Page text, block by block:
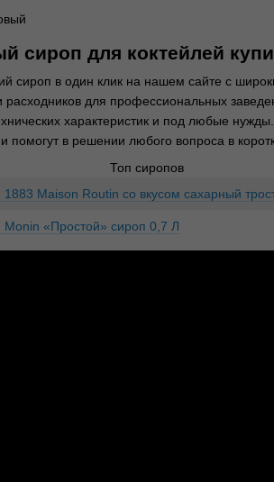
сироп для коктейлей
сироп в один клик на нашем сайте с
расходников для профессиональных
характеристик и под любые
помогут в решении любого вопроса в
Топ сиропов
Maison Routin со вкусом сахарный
Monin «Простой» сироп 0,7 Л